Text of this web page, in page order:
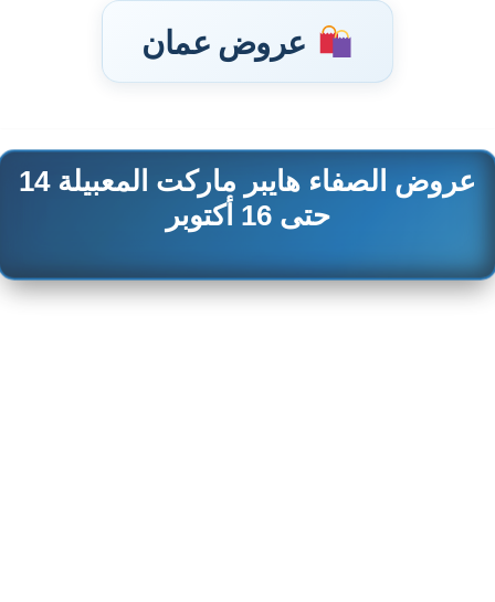
عروض عمان
تخطى
عروض الصفاء هايبر ماركت المعبيلة 14
حتى 16 أكتوبر